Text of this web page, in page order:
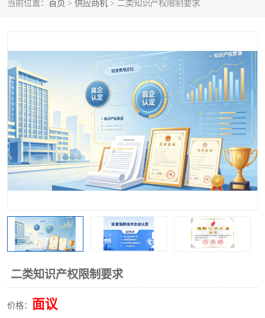
当前位置： 首页 > 供应商机 > 二类知识产权限制要求
二类知识产权限制要求
价格： 面议